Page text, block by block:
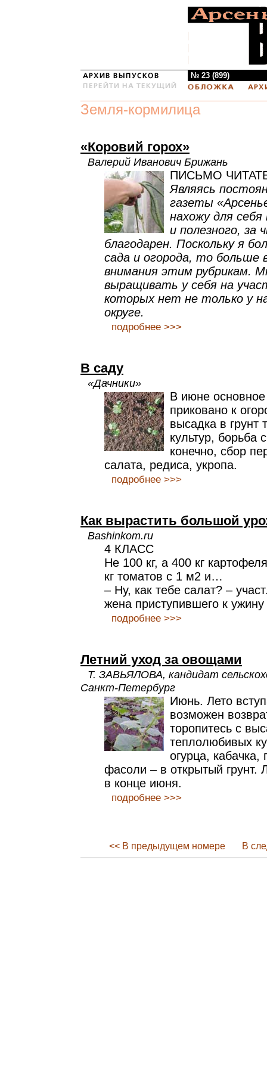
№ 23 (899)
Земля-кормилица
«Коровий горох»
Валерий Иванович Брижань
ПИСЬМО
Являясь
газеты
нахожу для
и полезного, за
благодарен. Поскольку я
сада и огорода, то больше
внимания этим рубрикам.
выращивать у себя на
которых нет не только у
округе.
подробнее >>>
В саду
«Дачники»
В июне
приковано к
высадка в грунт
культур, борьба
конечно, сбор
салата, редиса, укропа.
подробнее >>>
Как вырастить большой
Bashinkom.ru
4 КЛАСС
Не 100 кг, а 400 кг
кг томатов с 1 м2 и…
– Ну, как тебе салат? –
жена приступившего к
подробнее >>>
Летний уход за овощами
Т. ЗАВЬЯЛОВА, кандидат
Санкт-Петербург
Июнь. Лето
возможен
торопитесь с
теплолюбивых
огурца, кабачка,
фасоли – в открытый грунт.
в конце июня.
подробнее >>>
<< В предыдущем номере В